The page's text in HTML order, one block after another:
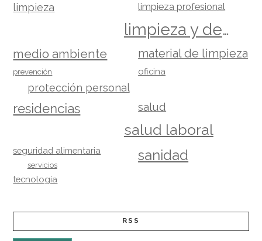
limpieza limpieza profesional
limpieza y desinfección
material de limpieza
medio ambiente
oficina
prevención
protección personal
residencias salud
salud laboral
sanidad
seguridad alimentaria
servicios
tecnología
RSS